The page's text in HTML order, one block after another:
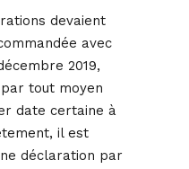
devaient
avec
2019,
tout moyen
date certaine à
il est
déclaration par